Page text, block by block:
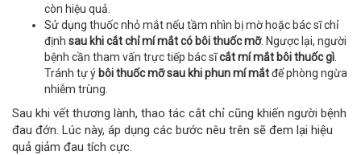
còn hiệu quả.
Sử dụng thuốc nhỏ mắt nếu tầm nhìn bị mờ hoặc bác sĩ chỉ
định sau khi cắt chỉ mí mắt có bôi thuốc mỡ. Ngược lại, người
bệnh cần tham vấn trực tiếp bác sĩcắt mí mắt bôi thuốc gì
Tránh tự ý bôi thuốc mỡ sau khi phun mí mắtđể phòng ngừa
nhiễm trùng.
Sau khi vết thương lành, thao tác cắt chỉ cũng khiến người bệnh
đau đớn. Lúc này, áp dụng các bước nêu trên sẽ đem lại hiệu
quả giảm đau tích cực.